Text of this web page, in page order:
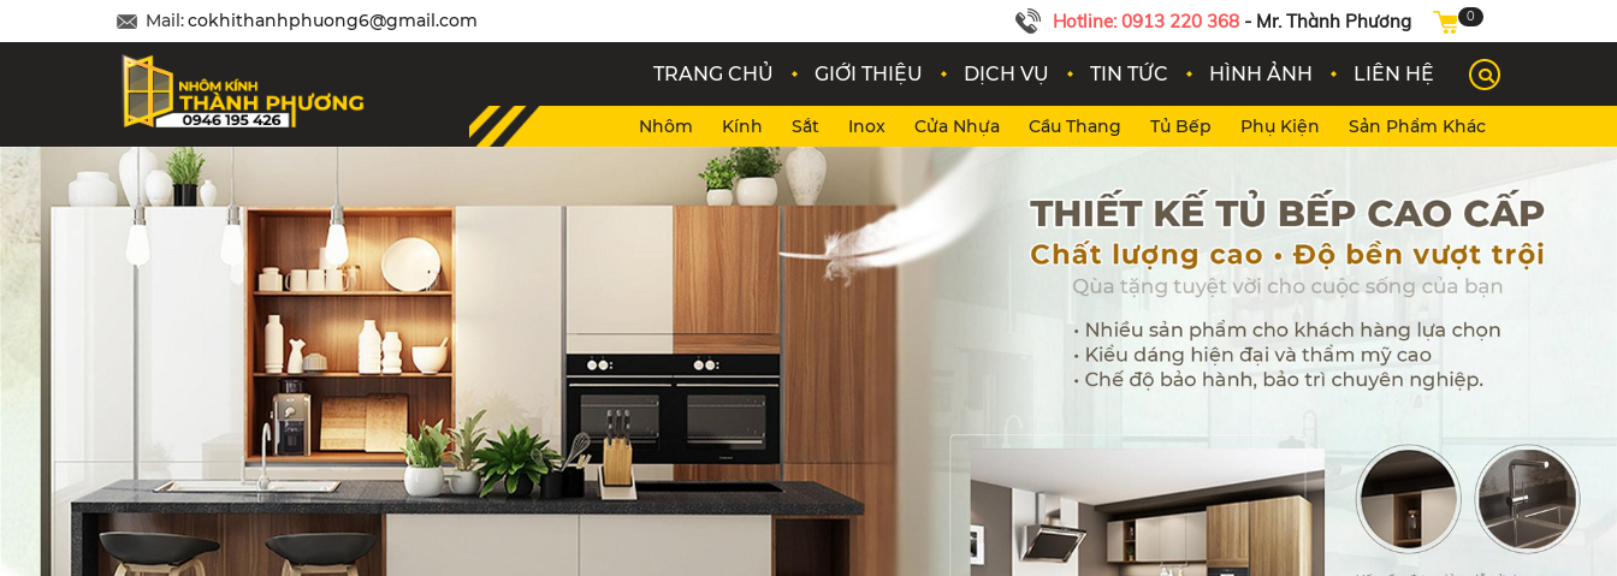
0
Hotline: 0913 220 368 - Mr. Thành Phương
Mail:cokhithanhphuong6@gmail.com
TRANG CHỦ GIỚI THIỆU DỊCH VỤ TIN TỨC HÌNH ẢNH LIÊN HỆ
Nhôm Kính Sắt Inox Cửa Nhựa Cầu Thang Tủ Bếp Phụ Kiện Sản Phẩm Khác